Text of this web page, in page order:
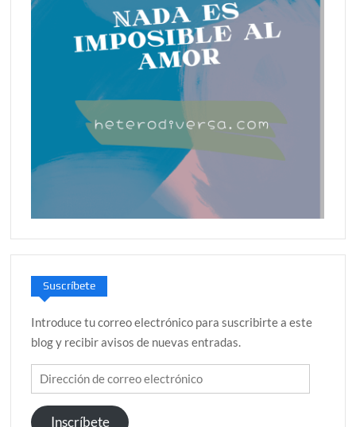
Suscríbete
Introduce tu correo electrónico para suscribirte a este
blog y recibir avisos de nuevas entradas.
Dirección
de
correo
Inscríbete